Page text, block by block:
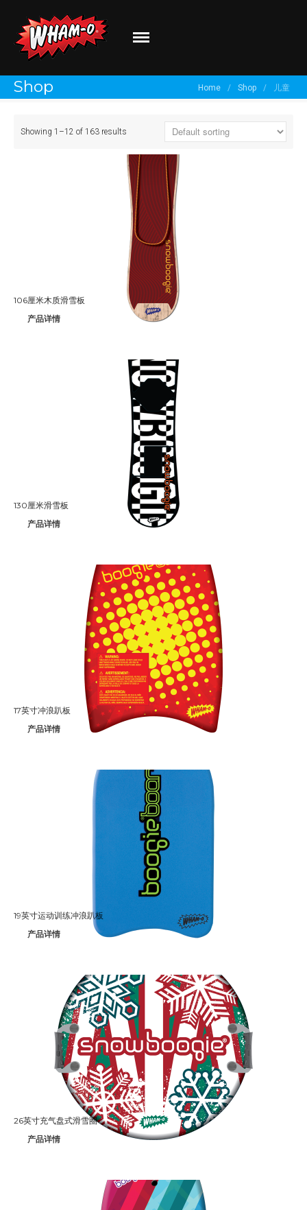
关于我们
最新资讯
有新创意？
分享你的体验！
Aqua Force
Arctic Force
Boogieboard
Frisbee
Game Time
Giggle 'N Splash
Hacky Sack
Hula Hoop
Pop Bang
Slip 'N Slide
Snowboogie
Splash
Splash 'N Score
Super Kites
Superball
纽伦堡国际玩具展
Wham-O邀请您参观2019年香港
玩具展
Wham-O邀请您参观2019年德国
纽伦堡国际玩具展
Morey®，BZ®和Churchill®参
加SURF EXPO 2018
Huang
Wham-O
Go out and play!
Home / Shop / 儿童
Shop
Showing 1–12 of 163 results
106厘米木质滑雪板
产品详情
130厘米滑雪板
产品详情
17英寸冲浪趴板
产品详情
19英寸运动训练冲浪趴板
产品详情
26英寸充气盘式滑雪圈
产品详情